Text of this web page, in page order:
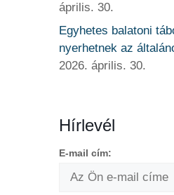
április. 30.
Egyhetes balatoni
nyerhetnek az
2026. április. 30.
Hírlevél
E-mail cím: